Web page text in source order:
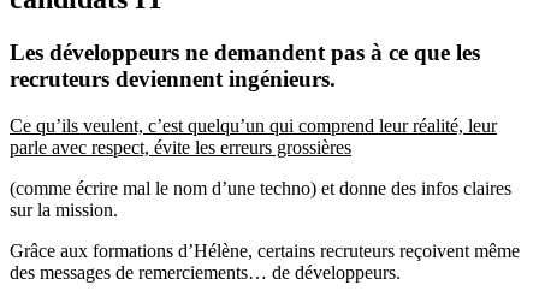
Les développeurs ne demandent pas à ce que les
recruteurs deviennent ingénieurs.
Ce qu’ils veulent, c’est quelqu’un qui comprend leur réalité, leur
parle avec respect, évite les erreurs grossières
(comme écrire mal le nom d’une techno) et donne des infos claires
sur la mission.
Grâce aux formations d’Hélène, certains recruteurs reçoivent même
des messages de remerciements… de développeurs.